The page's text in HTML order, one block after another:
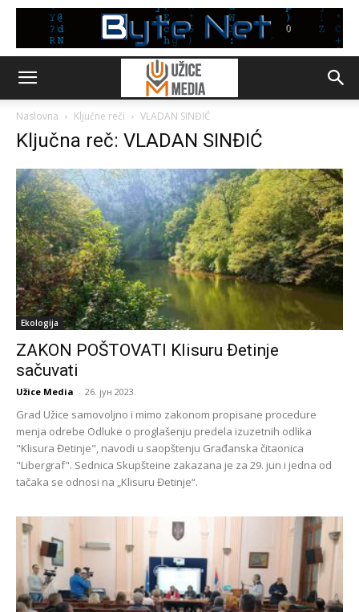
Naslovna Ključne reči VLADAN SINĐIĆ
Ključna reč: VLADAN SINĐIĆ
Ekologija
ZAKON POŠTOVATI Klisuru Đetinje
sačuvati
Užice Media - 26. јун 2023.
Grad Užice samovoljno i mimo zakonom propisane procedure
menja odrebe Odluke o proglašenju predela izuzetnih odlika
"Klisura Đetinje", navodi u saopštenju Građanska čitaonica
"Libergraf". Sednica Skupšteine zakazana je za 29. jun i jedna od
tačaka se odnosi na „Klisuru Đetinje“.